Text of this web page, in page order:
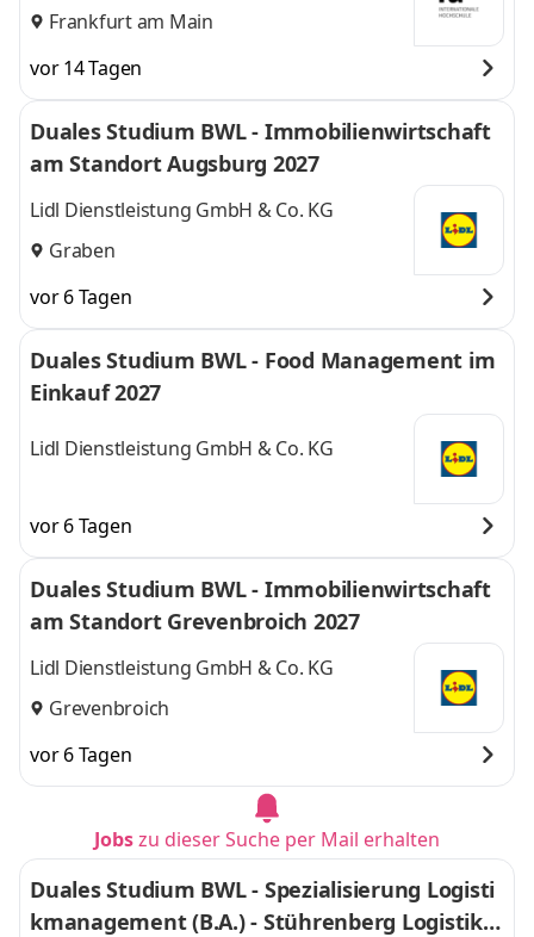
Frankfurt am Main
vor 14 Tagen
Duales Studium BWL - Immobilienwirtschaft
am Standort Augsburg 2027
Lidl Dienstleistung GmbH & Co. KG
Graben
vor 6 Tagen
Duales Studium BWL - Food Management im
Einkauf 2027
Lidl Dienstleistung GmbH & Co. KG
vor 6 Tagen
Duales Studium BWL - Immobilienwirtschaft
am Standort Grevenbroich 2027
Lidl Dienstleistung GmbH & Co. KG
Grevenbroich
vor 6 Tagen
Jobszu dieser Suche per Mail erhalten
Duales Studium BWL - Spezialisierung Logisti
kmanagement (B.A.) - Stührenberg Logistik G